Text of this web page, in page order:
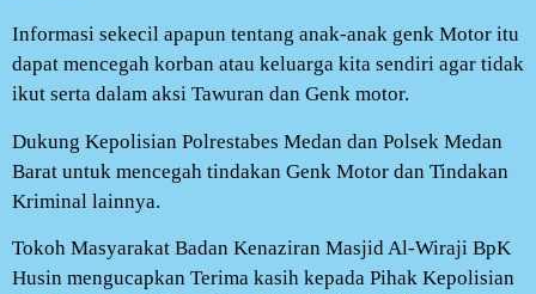
Informasi sekecil apapun tentang anak-anak genk Motor itu
dapat mencegah korban atau keluarga kita sendiri agar tidak
ikut serta dalam aksi Tawuran dan Genk motor.
Dukung Kepolisian Polrestabes Medan dan Polsek Medan
Barat untuk mencegah tindakan Genk Motor dan Tindakan
Kriminal lainnya.
Tokoh Masyarakat Badan Kenaziran Masjid Al-Wiraji BpK
Husin mengucapkan Terima kasih kepada Pihak Kepolisian